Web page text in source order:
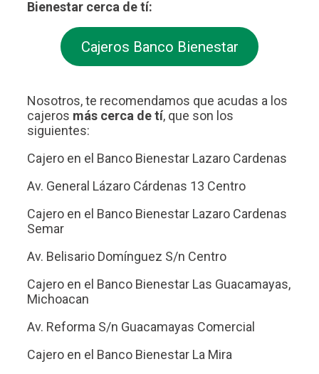
Bienestar cerca de tí:
Cajeros Banco Bienestar
Nosotros, te recomendamos que acudas a los
cajeros más cerca de tí, que son los
siguientes:
Cajero en el Banco Bienestar Lazaro Cardenas
Av. General Lázaro Cárdenas 13 Centro
Cajero en el Banco Bienestar Lazaro Cardenas
Semar
Av. Belisario Domínguez S/n Centro
Cajero en el Banco Bienestar Las Guacamayas,
Michoacan
Av. Reforma S/n Guacamayas Comercial
Cajero en el Banco Bienestar La Mira